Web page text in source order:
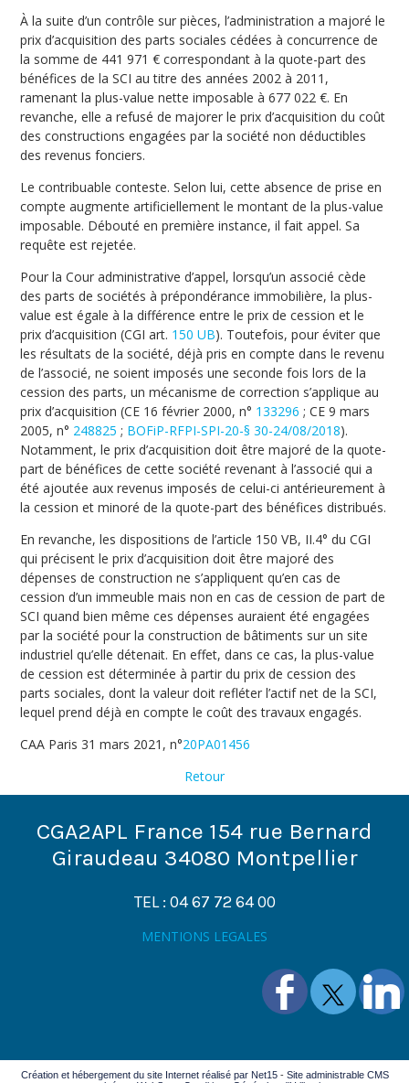
À la suite d’un contrôle sur pièces, l’administration a majoré le
prix d’acquisition des parts sociales cédées à concurrence de
la somme de 441 971 € correspondant à la quote-part des
bénéfices de la SCI au titre des années 2002 à 2011,
ramenant la plus-value nette imposable à 677 022 €. En
revanche, elle a refusé de majorer le prix d’acquisition du coût
des constructions engagées par la société non déductibles
des revenus fonciers.
Le contribuable conteste. Selon lui, cette absence de prise en
compte augmente artificiellement le montant de la plus-value
imposable. Débouté en première instance, il fait appel. Sa
requête est rejetée.
Pour la Cour administrative d’appel, lorsqu’un associé cède
des parts de sociétés à prépondérance immobilière, la plus-
value est égale à la différence entre le prix de cession et le
prix d’acquisition (CGI art. 150 UB). Toutefois, pour éviter que
les résultats de la société, déjà pris en compte dans le revenu
de l’associé, ne soient imposés une seconde fois lors de la
cession des parts, un mécanisme de correction s’applique au
prix d’acquisition (CE 16 février 2000, n° 133296 ; CE 9 mars
2005, n° 248825 ; BOFiP-RFPI-SPI-20-§ 30-24/08/2018).
Notamment, le prix d’acquisition doit être majoré de la quote-
part de bénéfices de cette société revenant à l’associé qui a
été ajoutée aux revenus imposés de celui-ci antérieurement à
la cession et minoré de la quote-part des bénéfices distribués.
En revanche, les dispositions de l’article 150 VB, II.4° du CGI
qui précisent le prix d’acquisition doit être majoré des
dépenses de construction ne s’appliquent qu’en cas de
cession d’un immeuble mais non en cas de cession de part de
SCI quand bien même ces dépenses auraient été engagées
par la société pour la construction de bâtiments sur un site
industriel qu’elle détenait. En effet, dans ce cas, la plus-value
de cession est déterminée à partir du prix de cession des
parts sociales, dont la valeur doit refléter l’actif net de la SCI,
lequel prend déjà en compte le coût des travaux engagés.
CAA Paris 31 mars 2021, n°20PA01456
Retour
CGA2APL France 154 rue Bernard
Giraudeau 34080 Montpellier
TEL : 04 67 72 64 00
MENTIONS LEGALES
Création et hébergement du site Internet réalisé par Net15- Site administrable CMS